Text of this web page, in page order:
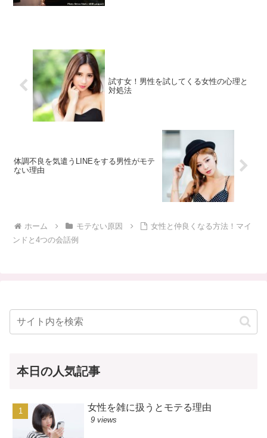
試す女！男性を試してくる女性の心理と
対処法
体調不良を気遣うLINEをする男性がモテ
ない理由
ホーム モテない原因
女性と仲良くなる方法！マイ
ンドと4つの会話例
本日の人気記事
女性を雑に扱うとモテる理由
9 views